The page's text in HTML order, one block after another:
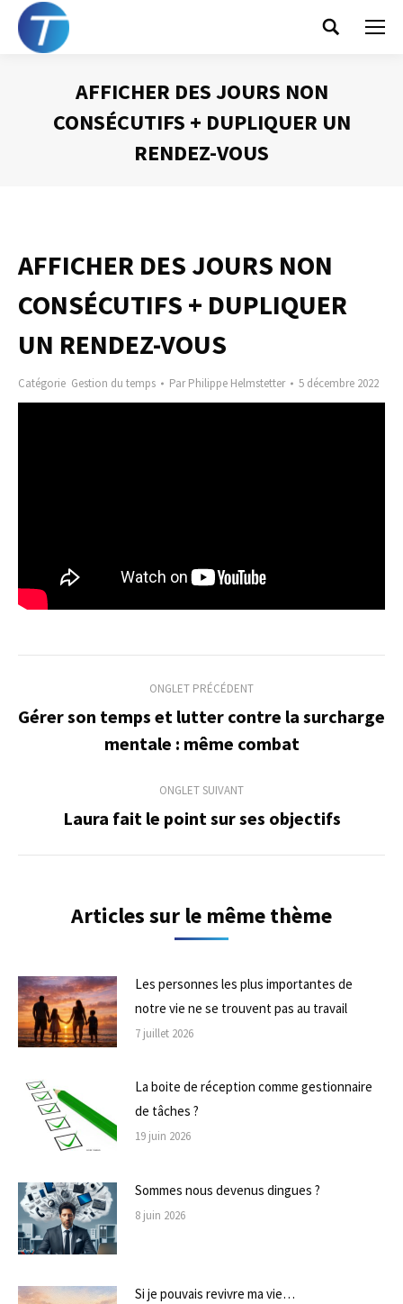
Search:
AFFICHER DES JOURS NON
CONSÉCUTIFS + DUPLIQUER UN
RENDEZ-VOUS
AFFICHER DES JOURS NON
CONSÉCUTIFS + DUPLIQUER
UN RENDEZ-VOUS
Catégorie Gestion du temps ParPhilippe Helmstetter 5 décembre 2022
de
commentaire
ONGLET PRÉCÉDENT
Onglet
précédent
Gérer son temps et lutter contre la surcharge
mentale : même combat
ONGLET SUIVANT
Onglet
Laura fait le point sur ses objectifs
Articles sur le même thème
Les personnes les plus importantes de
notre vie ne se trouvent pas au travail
7 juillet 2026
La boite de réception comme gestionnaire
de tâches ?
19 juin 2026
Sommes nous devenus dingues ?
8 juin 2026
Si je pouvais revivre ma vie…